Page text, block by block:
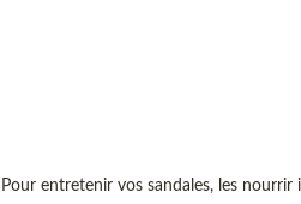
Pour entretenir vos sandales, les